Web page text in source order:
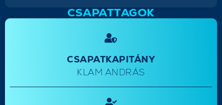
CSAPATTAGOK
CSAPATKAPITÁNY
KLAM ANDRÁS